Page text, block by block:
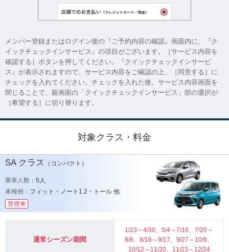
メンバー登録またはログイン後の『ご予約内容の確認』画面内に、『ク
イックチェックインサービス』の項目がございます。［サービス内容を
確認する］ボタンを押してください。『クイックチェックインサービ
ス』が表示されますので、サービス内容をご確認の上、［同意する］に
チェックを入れてください。チェックを入れた後、サービス内容画面を
閉じることで、親画面の「クイックチェックインサービス」部の選択が
［希望する］に切り替ります。
対象クラス・料金
SAクラス （コンパクト）
乗車人数： 5人
車種例： フィット・ノート1.2・トール 他
禁煙車
通常シーズン期間
1/23～4/30、5/4～7/16、7/20～
8/6、8/16～9/17、9/27～10/9、
10/12～11/20、11/23～12/24